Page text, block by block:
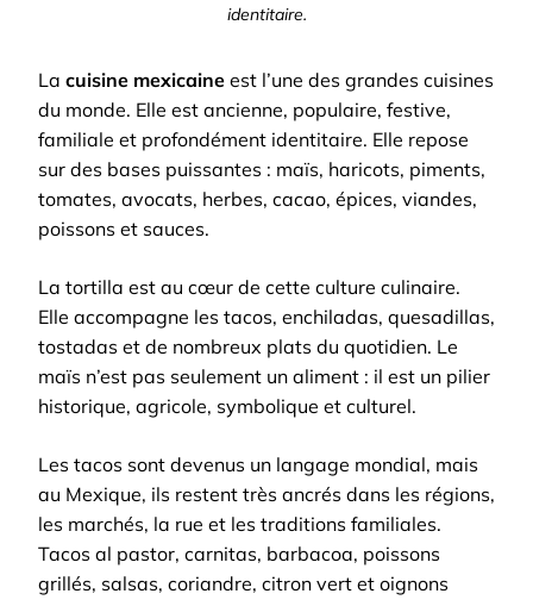
identitaire.
La cuisine mexicaine est l’une des grandes cuisines
du monde. Elle est ancienne, populaire, festive,
familiale et profondément identitaire. Elle repose
sur des bases puissantes : maïs, haricots, piments,
tomates, avocats, herbes, cacao, épices, viandes,
poissons et sauces.
La tortilla est au cœur de cette culture culinaire.
Elle accompagne les tacos, enchiladas, quesadillas,
tostadas et de nombreux plats du quotidien. Le
maïs n’est pas seulement un aliment : il est un pilier
historique, agricole, symbolique et culturel.
Les tacos sont devenus un langage mondial, mais
au Mexique, ils restent très ancrés dans les régions,
les marchés, la rue et les traditions familiales.
Tacos al pastor, carnitas, barbacoa, poissons
grillés, salsas, coriandre, citron vert et oignons